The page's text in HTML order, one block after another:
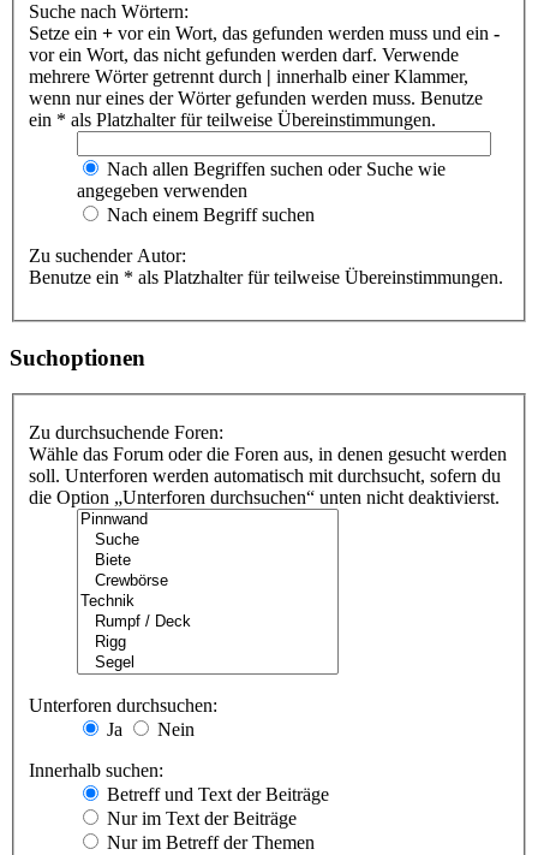
Suche nach Wörtern:
Setze ein + vor ein Wort, das gefunden werden muss und ein -
vor ein Wort, das nicht gefunden werden darf. Verwende
mehrere Wörter getrennt durch | innerhalb einer Klammer,
wenn nur eines der Wörter gefunden werden muss. Benutze
ein * als Platzhalter für teilweise Übereinstimmungen.
Nach allen Begriffen suchen oder Suche wie
angegeben verwenden
Nach einem Begriff suchen
Zu suchender Autor:
Benutze ein * als Platzhalter für teilweise Übereinstimmungen.
Suchoptionen
Zu durchsuchende Foren:
Wähle das Forum oder die Foren aus, in denen gesucht werden
soll. Unterforen werden automatisch mit durchsucht, sofern du
die Option „Unterforen durchsuchen“ unten nicht deaktivierst.
Unterforen durchsuchen:
Ja
Nein
Innerhalb suchen:
Betreff und Text der Beiträge
Nur im Text der Beiträge
Nur im Betreff der Themen